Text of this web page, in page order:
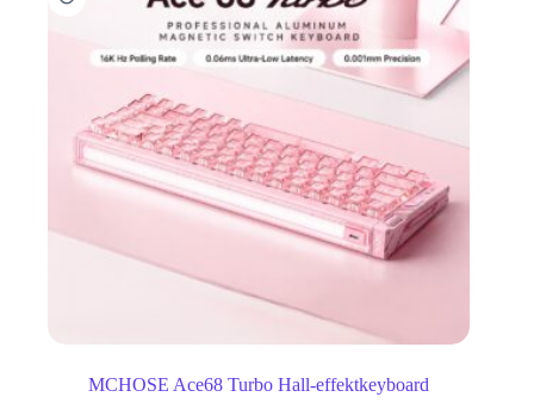
MCHOSE Ace68 Turbo Hall-effektkeyboard